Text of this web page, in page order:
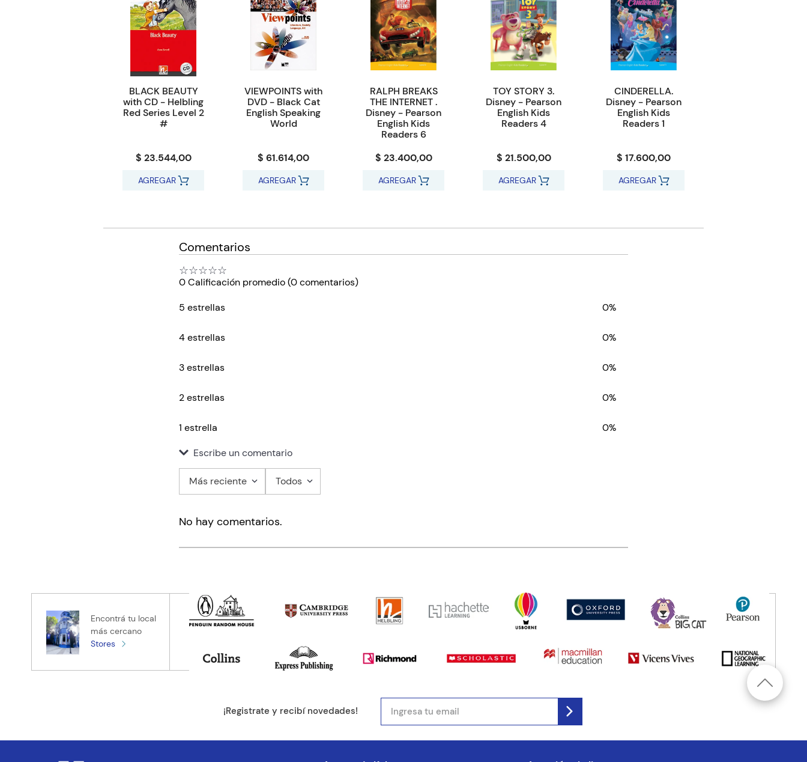
BLACK BEAUTY
with CD - Helbling
Red Series Level 2
#
$ 23.544,00
AGREGAR
VIEWPOINTS with
DVD - Black Cat
English Speaking
World
$ 61.614,00
AGREGAR
RALPH BREAKS
THE INTERNET .
Disney - Pearson
English Kids
Readers 6
$ 23.400,00
AGREGAR
TOY STORY 3.
Disney - Pearson
English Kids
Readers 4
$ 21.500,00
AGREGAR
CINDERELLA.
Disney - Pearson
English Kids
Readers 1
$ 17.600,00
AGREGAR
Comentarios
☆☆☆☆☆
0 Calificación promedio(0 comentarios)
5 estrellas
0%
4 estrellas 0%
3 estrellas 0%
2 estrellas 0%
1 estrella
0%
Escribe un comentario
Título
Tu nombre
Tu ubicación
Más reciente Todos
No hay comentarios.
Encontrá tu local
más cercano
Stores
¡Registrate y recibí novedades!